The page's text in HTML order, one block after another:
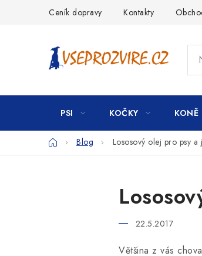
Ceník dopravy Kontakty
PSI KOČKY KONĚ
DomůBlog Lososový olej pro psy
22.5.2017
Většina z vás